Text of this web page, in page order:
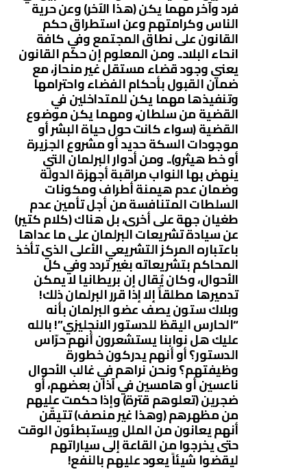
فرد وآخر مهما يكن (هذا الآخر) وعن حرية
الناس وكرامتهم وعن استطراق حكم
القانون على نطاق المجتمع وفي كافة
انحاء البلاد.. ومن المعلوم إن حكم القانون
يعني وجود قضاء مستقل غير منحاز، مع
ضمان القبول بأحكام الفضاء واحترامها
وتنفيذها مهما يكن للمتداخلين في
القضية من سلطان، ومهما يكن موضوع
القضية (سواء كانت حول حياة البشر أو
موجودات السكة حديد أو مشروع الجزيرة
أو خط هيثرو).. ومن أدوار البرلمان التي
ينهض بها النواب مراقبة أجهزة الدولة
وضمان عدم هيمنة أطراف ومكونات
السلطات المتنافسة من أجل تأمين عدم
طغيان جهة على أخرى، بل هناك (كلام كتير)
عن سيادة تشريعات البرلمان على ما عداها
باعتباره المركز التشريعي الأعلى الذي تأخذ
المحاكم بتشريعاته بغير تردد وفي كل
الأحوال، وكان يُقال إن بريطانيا لا يمكن
تدميرها مطلقاً إلا إذا قرر البرلمان ذلك!
وبلاك ستون يصف عضو البرلمان بأنه
“الحارس اليقظ للدستور الانجليزي”! بالله
عليك هل نوابنا يستشعرون أنهم حرّاس
الدستور؟ أو أنهم يدركون خطورة
وظيفتهم؟ ونحن نراهم في غالب الأحوال
ناعسين أو هامسين في آذان بعضهم، أو
ضجرين (تعلوهم قترة) وإذا حكمت عليهم
من مظهرهم (وهذا غير منصف) تتيقّن
أنهم يعانون من الملل ويستبطئون الوقت
حتى يخرجوا من القاعة إلى سياراتهم
ليقضوا شيئاً يعود عليهم بالنفع!